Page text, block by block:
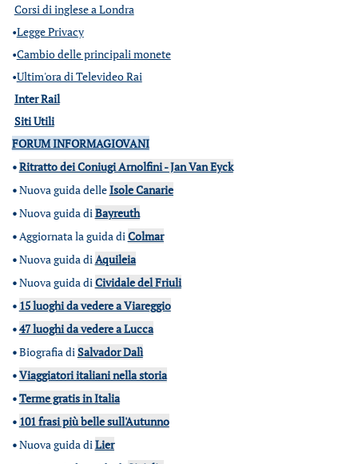
Corsi di inglese a Londra
•Legge Privacy
•Cambio delle principali monete
•Ultim'ora di Televideo Rai
Inter Rail
Siti Utili
FORUM INFORMAGIOVANI
•Ritratto dei Coniugi Arnolfini - Jan Van Eyck
•Nuova guida delleIsole Canarie
•Nuova guida diBayreuth
•Aggiornata la guida diColmar
•Nuova guida diAquileia
•Nuova guida diCividale del Friuli
• 15 luoghi da vedere a Viareggio
•47 luoghi da vedere a Lucca
•Biografia diSalvador Dalì
•Viaggiatori italiani nella storia
•Terme gratis in Italia
• 101 frasi più belle sull'Autunno
•Nuova guida diLier